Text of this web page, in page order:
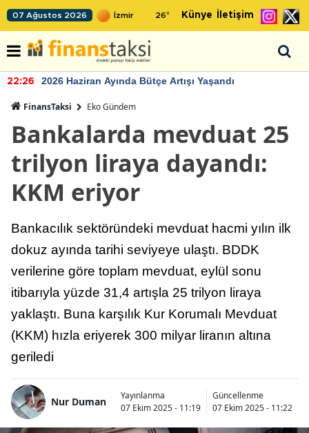
07 Ağustos 2026 26° Künye İletişim
22:26 2026 Haziran Ayında Bütçe Artışı Yaşandı
FinansTaksi Eko Gündem
Bankalarda mevduat 25
trilyon liraya dayandı:
KKM eriyor
Bankacılık sektöründeki mevduat hacmi yılın ilk
dokuz ayında tarihi seviyeye ulaştı. BDDK
verilerine göre toplam mevduat, eylül sonu
itibarıyla yüzde 31,4 artışla 25 trilyon liraya
yaklaştı. Buna karşılık Kur Korumalı Mevduat
(KKM) hızla eriyerek 300 milyar liranın altına
geriledi
Nur Duman
Yayınlanma
07 Ekim 2025 - 11:19
Güncellenme
07 Ekim 2025 - 11:22